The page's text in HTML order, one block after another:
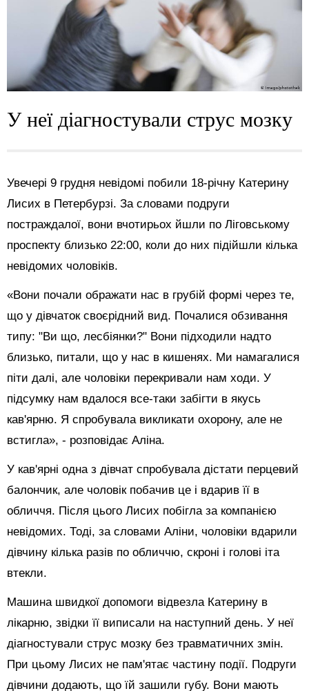
У неї діагностували струс мозку
Увечері 9 грудня невідомі побили 18-річну Катерину
Лисих в Петербурзі. За словами подруги
постраждалої, вони вчотирьох йшли по Ліговському
проспекту близько 22:00, коли до них підійшли кілька
невідомих чоловіків.
«Вони почали ображати нас в грубій формі через те,
що у дівчаток своєрідний вид. Почалися обзивання
типу: "Ви що, лесбіянки?" Вони підходили надто
близько, питали, що у нас в кишенях. Ми намагалися
піти далі, але чоловіки перекривали нам ходи. У
підсумку нам вдалося все-таки забігти в якусь
кав'ярню. Я спробувала викликати охорону, але не
встигла», - розповідає Аліна.
У кав'ярні одна з дівчат спробувала дістати перцевий
балончик, але чоловік побачив це і вдарив її в
обличчя. Після цього Лисих побігла за компанією
невідомих. Тоді, за словами Аліни, чоловіки вдарили
дівчину кілька разів по обличчю, скроні і голові іта
втекли.
Машина швидкої допомоги відвезла Катерину в
лікарню, звідки її виписали на наступний день. У неї
діагностували струс мозку без травматичних змін.
При цьому Лисих не пам'ятає частину події. Подруги
дівчини додають, що їй зашили губу. Вони мають